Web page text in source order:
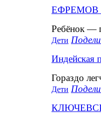
ЕФРЕМОВ
Ребёнок —
Дети
Индейская
Гораздо
Дети